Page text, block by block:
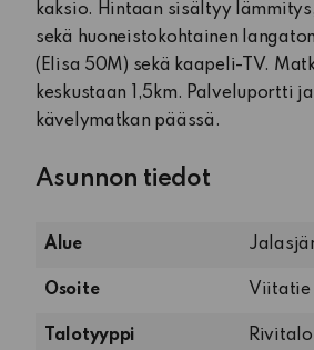
kaksio. Hintaan sisältyy
sekä huoneistokohtainen
(Elisa 50M) sekä kaapeli-TV.
keskustaan 1,5km. Palveluportti
kävelymatkan päässä.
Asunnon tiedot
Alue
Osoite Viitatie
Talotyyppi Rivitalo